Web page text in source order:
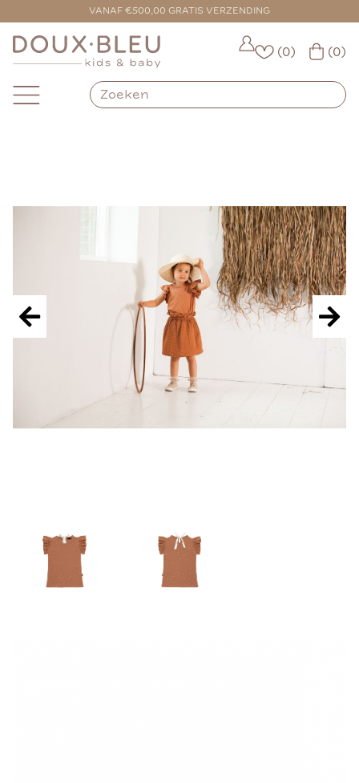
VANAF €500,00 GRATIS VERZENDING
VOOR 16:00 BESTELD = VANDAAG VERZONDEN
(0) (0)